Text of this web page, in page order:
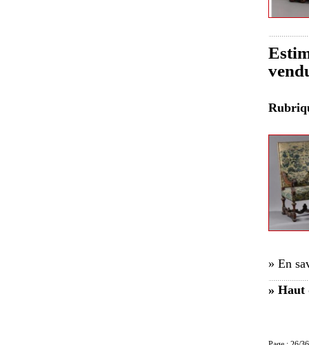
» En
» Haut